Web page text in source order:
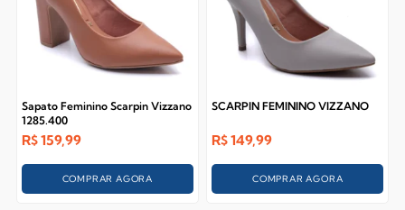
Sapato Feminino Scarpin Vizzano
1285.400
R$159,99
COMPRAR AGORA
SCARPIN FEMININO VIZZANO
R$149,99
COMPRAR AGORA